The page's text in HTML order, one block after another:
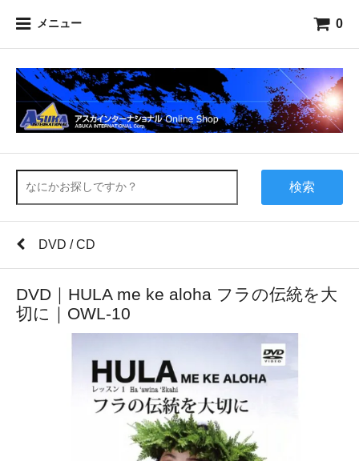
メニュー 0
検索
DVD / CD
DVD｜HULA me ke aloha フラの伝統を大
切に｜OWL-10